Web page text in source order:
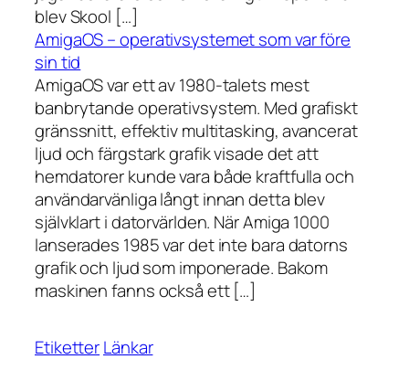
blev Skool […]
AmigaOS – operativsystemet som var före
sin tid
AmigaOS var ett av 1980-talets mest
banbrytande operativsystem. Med grafiskt
gränssnitt, effektiv multitasking, avancerat
ljud och färgstark grafik visade det att
hemdatorer kunde vara både kraftfulla och
användarvänliga långt innan detta blev
självklart i datorvärlden. När Amiga 1000
lanserades 1985 var det inte bara datorns
grafik och ljud som imponerade. Bakom
maskinen fanns också ett […]
EtiketterLänkar